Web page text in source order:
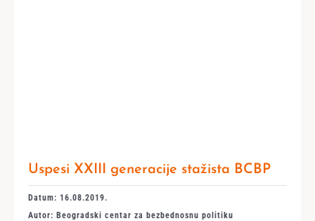
Uspesi XXIII generacije stažista BCBP
Datum: 16.08.2019.
Autor: Beogradski centar za bezbednosnu politiku